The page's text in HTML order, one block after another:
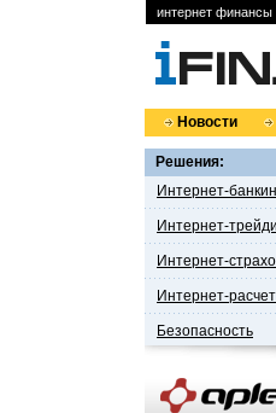
интернет финансы
Новости
Решения:
Интернет-
Интернет-
Интернет-
Интернет-
Безопасность